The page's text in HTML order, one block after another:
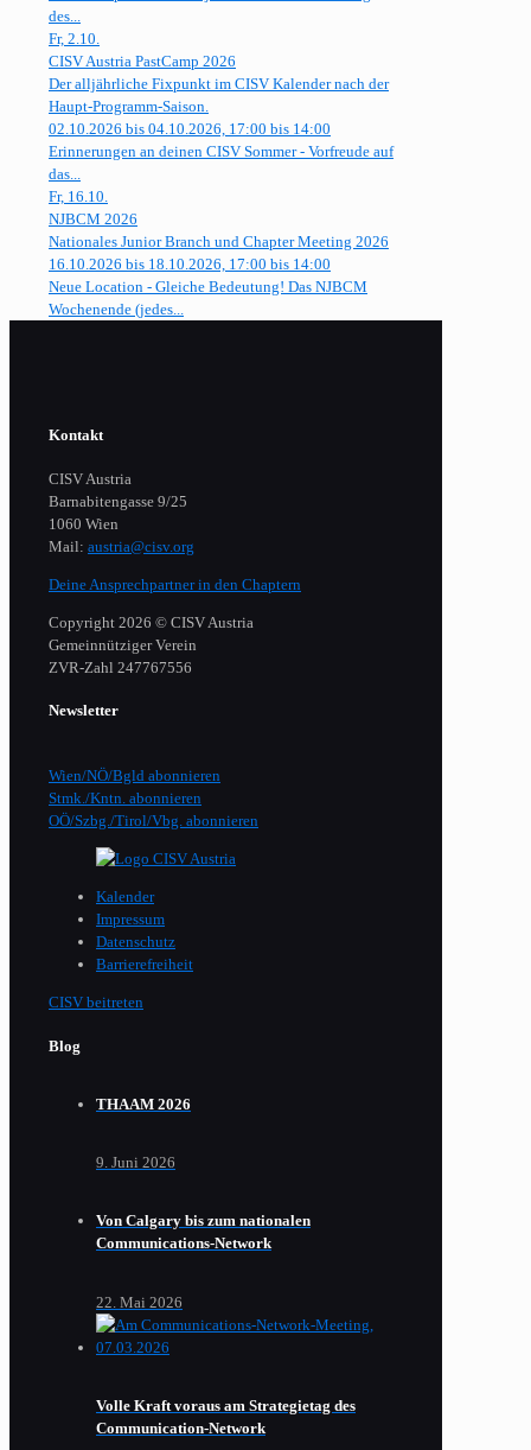
des...
Fr, 2.10.
CISV Austria PastCamp 2026
Der alljährliche Fixpunkt im CISV Kalender nach der
Haupt-Programm-Saison.
02.10.2026 bis 04.10.2026, 17:00 bis 14:00
Erinnerungen an deinen CISV Sommer - Vorfreude auf
das...
Fr, 16.10.
NJBCM 2026
Nationales Junior Branch und Chapter Meeting 2026
16.10.2026 bis 18.10.2026, 17:00 bis 14:00
Neue Location - Gleiche Bedeutung! Das NJBCM
Wochenende (jedes...
Kontakt
CISV Austria
Barnabitengasse 9/25
1060 Wien
Mail: austria@cisv.org
Deine Ansprechpartner in den Chaptern
Copyright 2026 © CISV Austria
Gemeinnütziger Verein
​ZVR-Zahl 247767556
Newsletter
Wien/NÖ/Bgld abonnieren
Stmk./Kntn. abonnieren
OÖ/Szbg./Tirol/Vbg. abonnieren
Kalender
Impressum
Datenschutz
Barrierefreiheit
CISV beitreten
Blog
THAAM 2026
9. Juni 2026
Von Calgary bis zum nationalen
Communications-Network
22. Mai 2026
Volle Kraft voraus am Strategietag des
Communication-Network